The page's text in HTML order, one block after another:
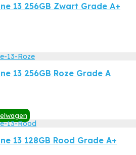
13 256GB Zwart Grade A+
13 256GB Roze Grade A
13 128GB Rood Grade A+